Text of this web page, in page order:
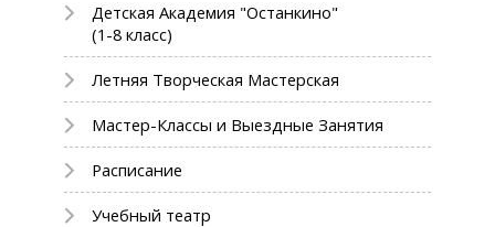
Детская Академия "Останкино"
(1-8 класс)
Летняя Творческая Мастерская
Мастер-Классы и Выездные Занятия
Расписание
Учебный театр